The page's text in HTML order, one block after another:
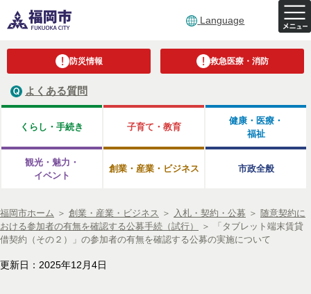
Language
防災情報 救急医療・消防
よくある質問
くらし・手続き 子育て・教育
健康・医療・
福祉
観光・魅力・
イベント
創業・産業・ビジネス 市政全般
福岡市ホーム ＞ 創業・産業・ビジネス ＞ 入札・契約・公募 ＞ 随意契約に
おける参加者の有無を確認する公募手続（試行）
＞
「タブレット端末賃貸
借契約（その２）」の参加者の有無を確認する公募の実施について
更新日：2025年12月4日